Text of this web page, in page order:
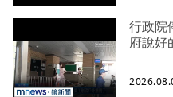
行政院
府說好